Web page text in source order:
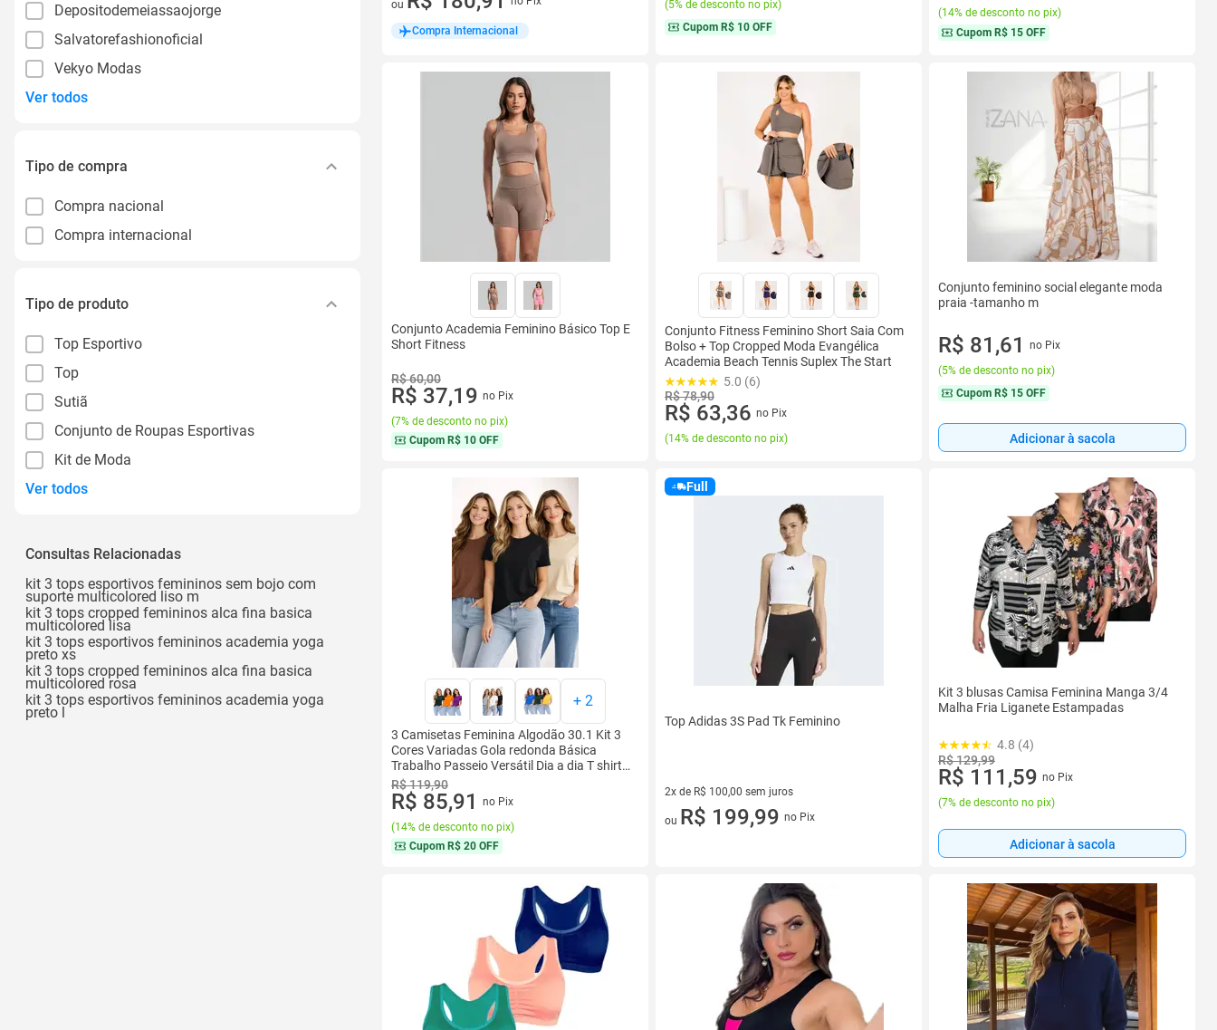
Depositodemeiassaojorge
Salvatorefashionoficial
Vekyo Modas
Ver todos
Tipo de compra
Compra nacional
Compra internacional
Tipo de produto
Top Esportivo
Top
Sutiã
Conjunto de Roupas Esportivas
Kit de Moda
Ver todos
Consultas Relacionadas
kit 3 tops esportivos femininos sem bojo com
suporte multicolored liso m
kit 3 tops cropped femininos alca fina basica
multicolored lisa
kit 3 tops esportivos femininos academia yoga
preto xs
kit 3 tops cropped femininos alca fina basica
multicolored rosa
kit 3 tops esportivos femininos academia yoga
preto l
ou
Compra Internacional
(5% de desconto no pix)
Cupom R$ 10 OFF
(14% de desconto no pix)
Cupom R$ 15 OFF
Conjunto Academia Feminino Básico Top E
Short Fitness
R$ 60,00
R$ 37,19 no Pix
(7% de desconto no pix)
Cupom R$ 10 OFF
Conjunto Fitness Feminino Short Saia Com
Bolso + Top Cropped Moda Evangélica
Academia Beach Tennis Suplex The Start
5.0 (6)
R$ 78,90
R$ 63,36 no Pix
(14% de desconto no pix)
Conjunto feminino social elegante moda
praia -tamanho m
R$ 81,61
no Pix
(5% de desconto no pix)
Cupom R$ 15 OFF
Adicionar à sacola
+ 2
3 Camisetas Feminina Algodão 30.1 Kit 3
Cores Variadas Gola redonda Básica
Trabalho Passeio Versátil Dia a dia T shirt
Casual Manga curta Leve Confort
R$ 119,90
R$ 85,91
no Pix
(14% de desconto no pix)
Cupom R$ 20 OFF
Full
Top Adidas 3S Pad Tk Feminino
2x de R$ 100,00 sem juros
2 vez de R$ 100,00 sem juros
ou R$ 199,99 no Pix
Kit 3 blusas Camisa Feminina Manga 3/4
Malha Fria Liganete Estampadas
4.8 (4)
R$ 129,99
R$ 111,59 no Pix
(7% de desconto no pix)
Adicionar à sacola